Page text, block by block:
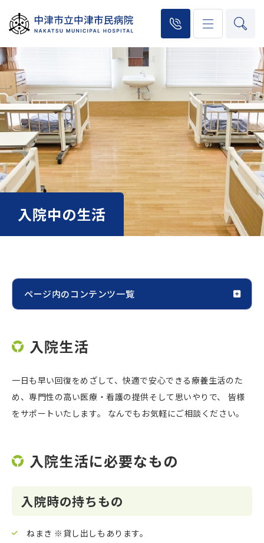
入院中の生活
ページ内のコンテンツ一覧
入院生活
一日も早い回復をめざして、快適で安心できる療養生活のた
め、専門性の高い医療・看護の提供そして思いやりで、 皆様
をサポートいたします。 なんでもお気軽にご相談ください。
入院生活に必要なもの
入院時の持ちもの
ねまき ※貸し出しもあります。